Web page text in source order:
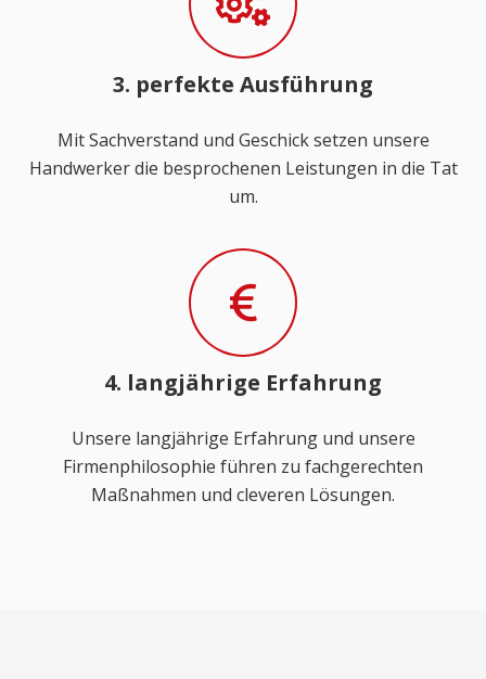
3. perfekte Ausführung
Mit Sachverstand und Geschick setzen unsere
Handwerker die besprochenen Leistungen in die Tat
um.
4. langjährige Erfahrung
Unsere langjährige Erfahrung und unsere
Firmenphilosophie führen zu fachgerechten
Maßnahmen und cleveren Lösungen.